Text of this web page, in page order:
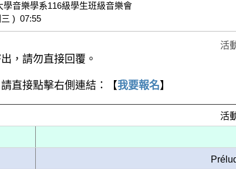
音樂學系116級學生班級音樂會
日期： 2025-12-24  ( 星期三 )  07:55
活
，請勿直接回覆。
直接點擊右側連結：【我要報名】
活